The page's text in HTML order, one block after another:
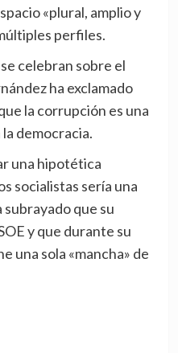
«plural, amplio y
perfiles.
ha exclamado
la corrupción es una
la democracia.
socialistas sería una
subrayado que su
y que durante su
una sola «mancha» de